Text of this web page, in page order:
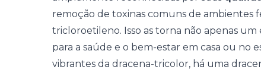
remoção de toxinas comuns de ambientes
tricloroetileno. Isso as torna não apenas
para a saúde e o bem-estar em casa ou no
vibrantes da dracena-tricolor, há uma